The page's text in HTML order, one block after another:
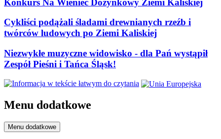
Cykliści podążali śladami drewnianych rzeźb i
twórców ludowych po Ziemi Kaliskiej
Niezwykłe muzyczne widowisko - dla Pań wystąpił
Zespół Pieśni i Tańca Śląsk!
Menu dodatkowe
Menu dodatkowe